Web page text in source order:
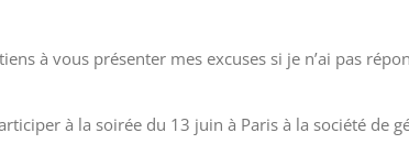
à vous présenter mes excuses si je n’ai pas
à la soirée du 13 juin à Paris à la société de